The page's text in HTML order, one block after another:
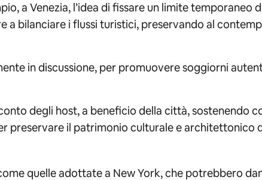
a Venezia, l’idea di fissare un limite temporaneo
a bilanciare i flussi turistici, preservando al
in discussione, per promuovere soggiorni
degli host, a beneficio della città, sostenendo
preservare il patrimonio culturale e architettonico
quelle adottate a New York, che potrebbero